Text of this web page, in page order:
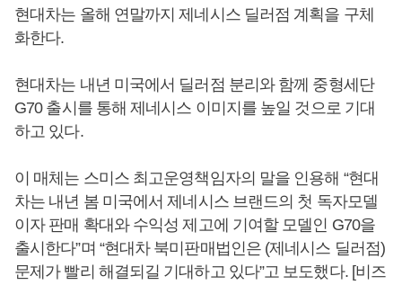
현대차는 올해 연말까지 제네시스 딜러점 계획을 구체
화한다.
현대차는 내년 미국에서 딜러점 분리와 함께 중형세단
G70 출시를 통해 제네시스 이미지를 높일 것으로 기대
하고 있다.
이 매체는 스미스 최고운영책임자의 말을 인용해 “현대
차는 내년 봄 미국에서 제네시스 브랜드의 첫 독자모델
이자 판매 확대와 수익성 제고에 기여할 모델인 G70을
출시한다”며 “현대차 북미판매법인은 (제네시스 딜러점)
문제가 빨리 해결되길 기대하고 있다”고 보도했다. [비즈